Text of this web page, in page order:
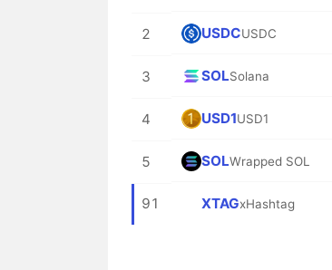
2 USDCUSDC
3 SOLSolana
4 USD1USD1
5 SOLWrapped SOL
91 XTAGxHashtag